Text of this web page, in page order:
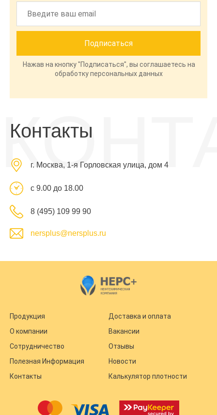
Нажав на кнопку "Подписаться", вы соглашаетесь на
обработку персональных данных
Контакты
г. Москва, 1-я Горловская улица, дом 4
с 9.00 до 18.00
8 (495) 109 99 90
nersplus@nersplus.ru
Продукция
Доставка и оплата
О компании
Вакансии
Сотрудничество
Отзывы
Полезная Информация
Новости
Контакты
Калькулятор плотности